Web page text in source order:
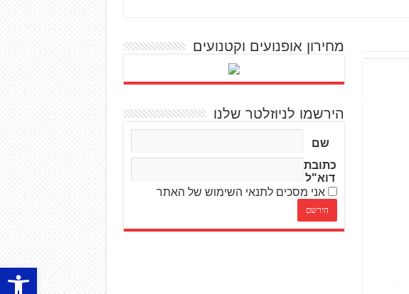
פתח
מחירון אופנועים וקטנועים
הירשמו לניוזלטר שלנו
שם
כתובת
דוא"ל
אני מסכים לתנאי השימוש של האתר